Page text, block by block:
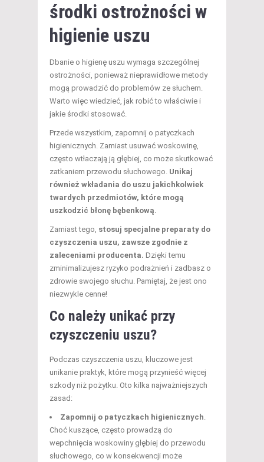
środki ostrożności w
higienie uszu
Dbanie o higienę uszu wymaga szczególnej
ostrożności, ponieważ nieprawidłowe metody
mogą prowadzić do problemów ze słuchem.
Warto więc wiedzieć, jak robić to właściwie i
jakie środki stosować.
Przede wszystkim, zapomnij o patyczkach
higienicznych. Zamiast usuwać woskowinę,
często wtłaczają ją głębiej, co może skutkować
zatkaniem przewodu słuchowego. Unikaj
również wkładania do uszu jakichkolwiek
twardych przedmiotów, które mogą
uszkodzić błonę bębenkową.
Zamiast tego, stosuj specjalne preparaty do
czyszczenia uszu, zawsze zgodnie z
zaleceniami producenta. Dzięki temu
zminimalizujesz ryzyko podrażnień i zadbasz o
zdrowie swojego słuchu. Pamiętaj, że jest ono
niezwykle cenne!
Co należy unikać przy
czyszczeniu uszu?
Podczas czyszczenia uszu, kluczowe jest
unikanie praktyk, które mogą przynieść więcej
szkody niż pożytku. Oto kilka najważniejszych
zasad:
Zapomnij o patyczkach higienicznych.
Choć kuszące, często prowadzą do
wepchnięcia woskowiny głębiej do przewodu
słuchowego, co w konsekwencji może